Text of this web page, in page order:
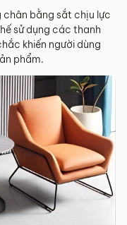
chân bằng sắt chịu lực
sử dụng các thanh
khiến người dùng
phẩm.